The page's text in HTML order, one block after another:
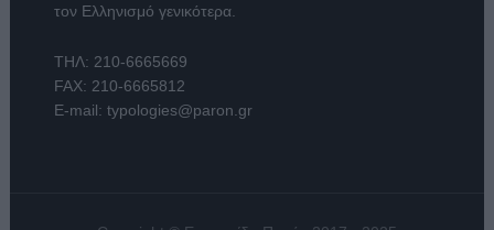
τον Ελληνισμό γενικότερα.
ΤΗΛ: 210-6665669
FAX: 210-6665812
E-mail: typologies@paron.gr